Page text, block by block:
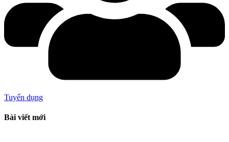
Tuyển dụng
Bài viết mới